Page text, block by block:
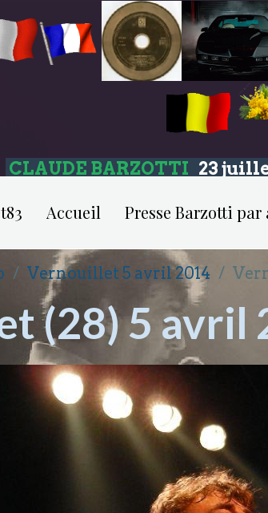
CLAUDE BARZOTTI 23
Accueil Presse Barzotti par
Vernouillet 5 avril 2014
(28) 5 avril